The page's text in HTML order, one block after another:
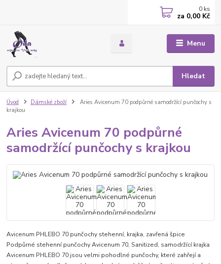
Menu
Hledat
0 ks
za 0,00 Kč
Úvod Dámské zboží
Aries Avicenum 70 podpůrné samodržící punčochy s
krajkou
Aries Avicenum 70 podpůrné
samodržící punčochy s krajkou
Avicenum PHLEBO 70 punčochy stehenní, krajka, zavřená špice
Podpůrné stehenní punčochy Avicenum 70, Sanitized, samodržící krajka
Avicenum PHLEBO 70 jsou velmi pohodlné punčochy, které zahřejí a